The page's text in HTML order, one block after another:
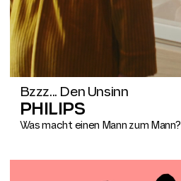
Bzzz... Den Unsinn
PHILIPS
Was macht einen Mann zum Mann?